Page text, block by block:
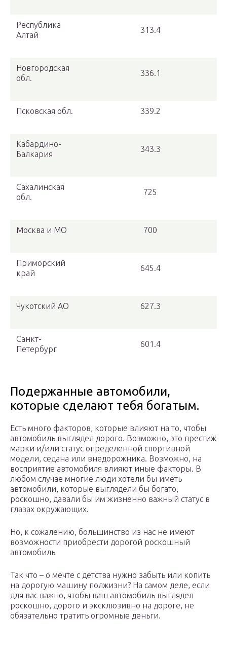
Республика
Алтай
313.4
Новгородская
обл.
336.1
Псковская обл. 339.2
Кабардино-
Балкария
343.3
Сахалинская
обл.
725
Москва и МО 700
Приморский
край
645.4
Чукотский АО 627.3
Санкт-
Петербург
601.4
Подержанные автомобили,
которые сделают тебя богатым.
Есть много факторов, которые влияют на то, чтобы
автомобиль выглядел дорого. Возможно, это престиж
марки и/или статус определенной спортивной
модели, седана или внедорожника. Возможно, на
восприятие автомобиля влияют иные факторы. В
любом случае многие люди хотели бы иметь
автомобили, которые выглядели бы богато,
роскошно, давали бы им жизненно важный статус в
глазах окружающих.
Но, к сожалению, большинство из нас не имеют
возможности приобрести дорогой роскошный
автомобиль
Так что – о мечте с детства нужно забыть или копить
на дорогую машину полжизни? На самом деле, если
для вас важно, чтобы ваш автомобиль выглядел
роскошно, дорого и эксклюзивно на дороге, не
обязательно тратить огромные деньги.